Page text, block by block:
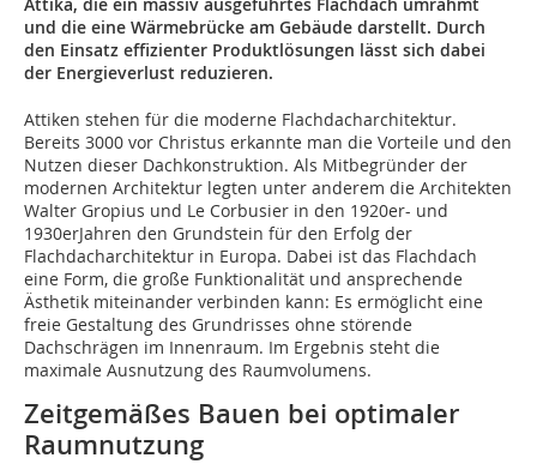
und die eine Wärmebrücke am Gebäude darstellt. Durch
den Einsatz effizienter Produktlösungen lässt sich dabei
der Energieverlust reduzieren.
Attiken stehen für die moderne Flachdacharchitektur.
Bereits 3000 vor Christus erkannte man die Vorteile und den
Nutzen dieser Dachkonstruktion. Als Mitbegründer der
modernen Architektur legten unter anderem die Architekten
Walter Gropius und Le Corbusier in den 1920er- und
1930er­Jahren den Grundstein für den Erfolg der
Flachdacharchitektur in Europa. Dabei ist das Flachdach
eine Form, die große Funktionalität und ansprechende
Ästhetik miteinander verbinden kann: Es ermöglicht eine
freie Gestaltung des Grundrisses ohne störende
Dachschrägen im Innenraum. Im Ergebnis steht die
maximale Ausnutzung des Raumvolumens.
Zeitgemäßes Bauen bei optimaler
Raumnutzung